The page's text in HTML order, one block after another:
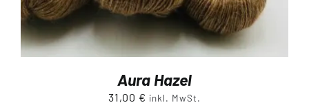
Aura Hazel
31,00 € inkl. MwSt.